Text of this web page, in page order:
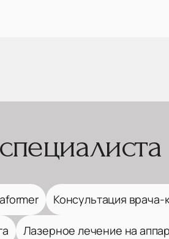
Консультация врача-
Лазерное лечение на